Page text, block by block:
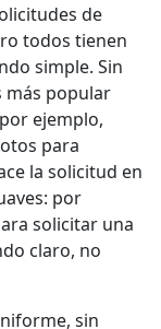
de
todos tienen
simple. Sin
más popular
ejemplo,
para
la solicitud en
por
solicitar una
claro, no
sin